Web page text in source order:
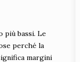
più bassi. Le
perché la
margini